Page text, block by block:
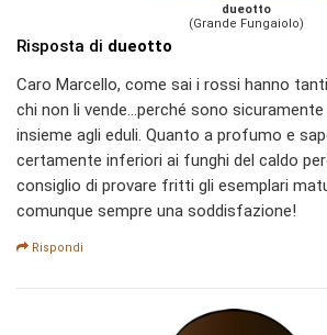
dueotto
(Grande Fungaiolo)
Risposta di dueotto
Caro Marcello, come sai i rossi hanno
chi non li vende...perché sono
insieme agli eduli. Quanto a profumo e
certamente inferiori ai funghi del caldo
consiglio di provare fritti gli esemplari
comunque sempre una soddisfazione!
Rispondi